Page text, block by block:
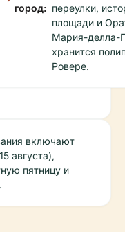
город: переулки,
площади и
Мария-делла-
хранится
Ровере.
включают
августа),
пятницу и